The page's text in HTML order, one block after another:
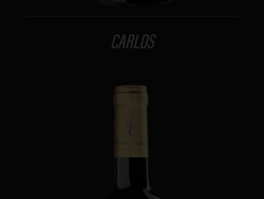
CARLOS